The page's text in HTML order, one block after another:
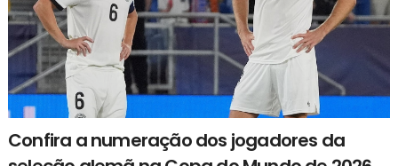
Confira a numeração dos jogadores da